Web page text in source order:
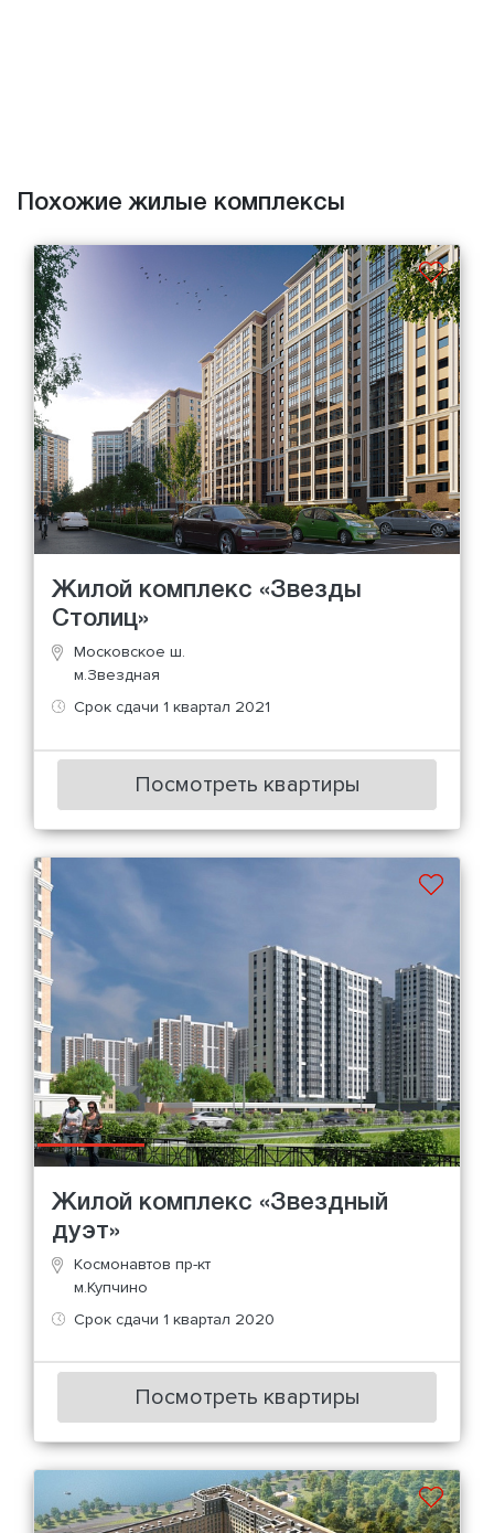
Похожие жилые комплексы
Жилой комплекс «Звезды
Столиц»
Московское ш.
м.Звездная
Срок сдачи 1 квартал 2021
Посмотреть квартиры
Жилой комплекс «Звездный
дуэт»
Космонавтов пр-кт
м.Купчино
Срок сдачи 1 квартал 2020
Посмотреть квартиры